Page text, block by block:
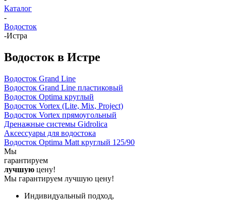
Каталог
-
Водосток
-Истра
Водосток в Истре
Водосток Grand Line
Водосток Grand Line пластиковый
Водосток Optima круглый
Водосток Vortex (Lite, Mix, Project)
Водосток Vortex прямоугольный
Дренажные системы Gidrolica
Аксессуары для водостока
Водосток Optima Matt круглый 125/90
Мы
гарантируем
лучшую цену!
Мы гарантируем лучшую цену!
Индивидуальный подход,